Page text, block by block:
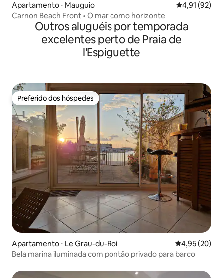
Apartamento ⋅ Mauguio 4,91 de uma
4,91 (92)
Carnon Beach Front • O mar como horizonte
Outros aluguéis por temporada
excelentes perto de Praia de
l'Espiguette
Preferido dos hóspedes
Preferido dos hóspedes
Apartamento ⋅ Le Grau-du-Roi 4,95 de uma
4,95 (20)
Bela marina iluminada com pontão privado para barco